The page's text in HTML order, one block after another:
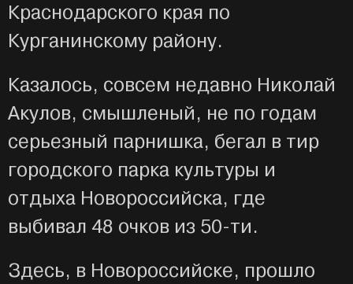
Краснодарского края по
Курганинскому району.
Казалось, совсем недавно Николай
Акулов, смышленый, не по годам
серьезный парнишка, бегал в тир
городского парка культуры и
отдыха Новороссийска, где
выбивал 48 очков из 50-ти.
Здесь, в Новороссийске, прошло